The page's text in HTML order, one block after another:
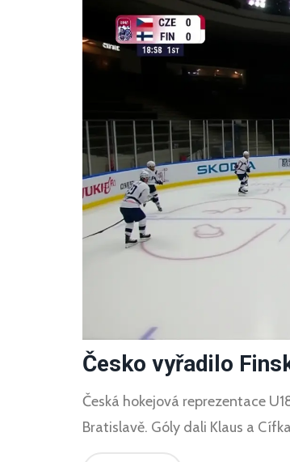
Česko vyřadilo
Česká hokejová reprezentace
Bratislavě. Góly dali Klaus a